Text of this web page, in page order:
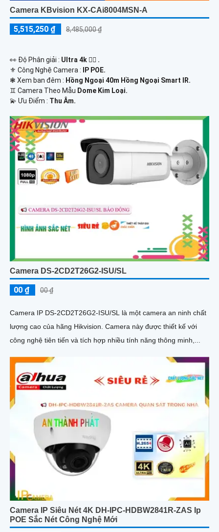
Camera KBvision KX-CAi8004MSN-A
5,515,250 ₫ 8,485,000 ₫
️👀 Độ Phân giải : Ultra 4k 👍🏾 .
⚜️ Công Nghệ Camera :
IP POE.
❃ Xem ban đêm : Hồng Ngoại 40m Hồng Ngoại Smart IR.
♊ Camera Theo Mẫu Dome Kim Loại.
️💫 Ưu Điểm : Thu Âm.
Camera DS-2CD2T26G2-ISU/SL
00 ₫ 00 ₫
Camera IP DS-2CD2T26G2-ISU/SL là một camera an ninh chất
lượng cao của hãng Hikvision. Camera này được thiết kế với
công nghệ tiên tiến và tích hợp nhiều tính năng thông minh,...
Camera IP Siêu Nét 4K DH-IPC-HDBW2841R-ZAS Ip
POE Sắc Nét Công Nghệ Mới